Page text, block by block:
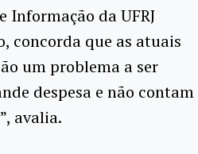
Informação da UFRJ
concorda que as atuais
um problema a ser
despesa e não contam
avalia.